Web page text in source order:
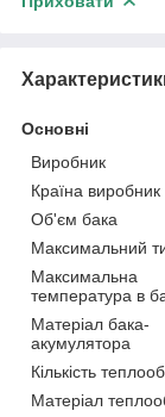
Основні
Виробник
Країна виробник
Об'єм бака
Максимальний
Максимальна
температура в
Матеріал бака-
акумулятора
Кількість
Матеріал